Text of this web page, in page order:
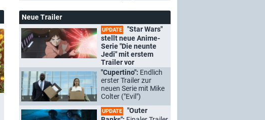
Neue Trailer
UPDATE
"Star Wars"
stellt neue Anime-
Serie "Die neunte
Jedi" mit erstem
Trailer vor
"Cupertino": Endlich
erster Trailer zur
neuen Serie mit Mike
Colter ("Evil")
UPDATE
"Outer